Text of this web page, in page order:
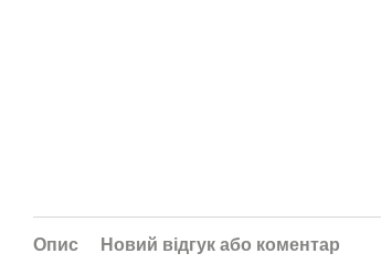
Опис Новий відгук або коментар